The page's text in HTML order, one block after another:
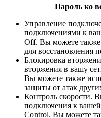
Пароль ко
Управление
подключениями к
Off. Вы можете также
для восстановления
Блокировка
вторжения в вашу
Вы можете также
защиты от атак
Контроль скорости.
подключения к
Control. Вы можете